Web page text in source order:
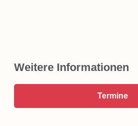
Weitere Informationen
Termine